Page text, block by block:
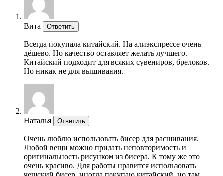
Вита Ответить
Всегда покупала китайский. На алиэкспрессе очень
дёшево. Но качество оставляет желать лучшего.
Китайский подходит для всяких сувениров, брелоков.
Но никак не для вышивания.
Наталья Ответить
Очень люблю использовать бисер для расшивания.
Любой вещи можно придать неповторимость и
оригинальность рисунком из бисера. К тому же это
очень красиво. Для работы нравится использовать
чешский бисер, иногда покупаю китайский, но там